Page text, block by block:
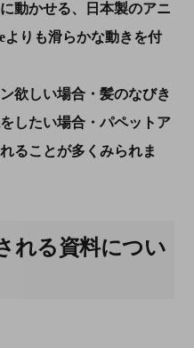
動かせる、日本製のアニ
よりも滑らかな動きを付
欲しい場合・髪のなびき
したい場合・パペットア
ることが多くみられま
れる資料につい